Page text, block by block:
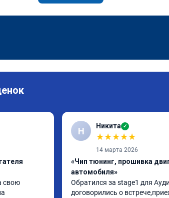
свою
Н Никита ✓
★★★★★
14 марта 2026
«Чип тюнинг, прошивка
автомобиля»
Обратился за stage1 для
договорились о